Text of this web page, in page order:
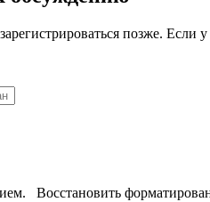
позже. Если у
Восстановить